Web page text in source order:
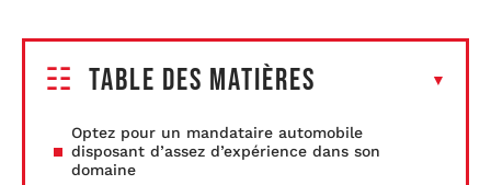
Table des matières
Optez pour un mandataire automobile
disposant d’assez d’expérience dans son
domaine